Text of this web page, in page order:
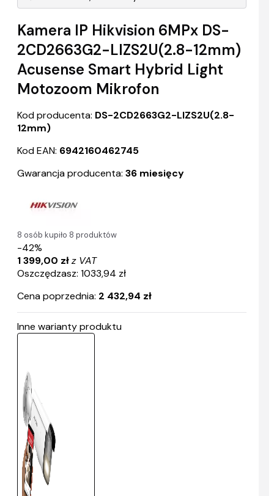
Kamera IP Hikvision 6MPx DS-
2CD2663G2-LIZS2U(2.8-12mm)
Acusense Smart Hybrid Light
Motozoom Mikrofon
Kod producenta: DS-2CD2663G2-LIZS2U(2.8-
12mm)
Kod EAN: 6942160462745
Gwarancja producenta: 36 miesięcy
8 osób kupiło 8 produktów
-42%
1 399,00 złz VAT
Oszczędzasz: 1033,94 zł
Cena poprzednia: 2 432,94 zł
Inne warianty produktu